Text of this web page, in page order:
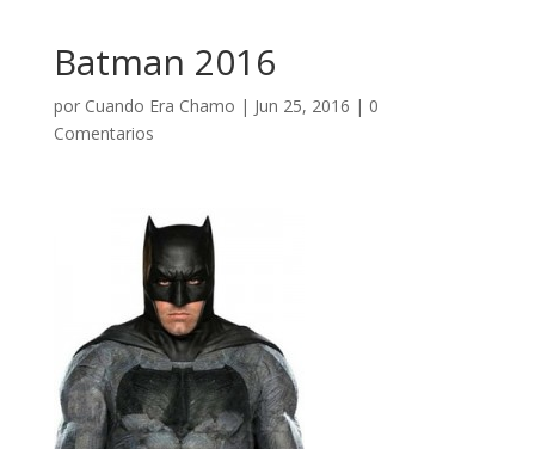
Batman 2016
por Cuando Era Chamo | Jun 25, 2016 | 0
Comentarios